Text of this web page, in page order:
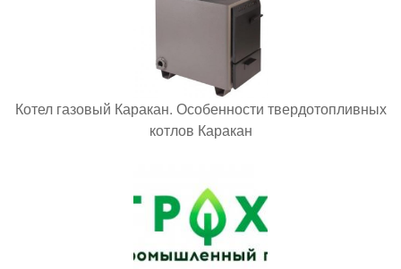
Котел газовый Каракан. Особенности твердотопливных
котлов Каракан